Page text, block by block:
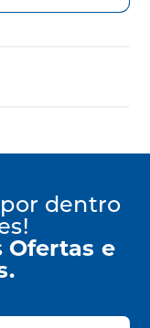
dentro
Ofertas e